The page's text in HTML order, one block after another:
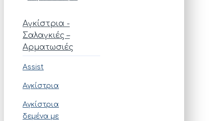
Αγκίστρια -
Σαλαγκιές –
Αρματωσιές
Assist
Αγκίστρια
Αγκίστρια
δεμένα με